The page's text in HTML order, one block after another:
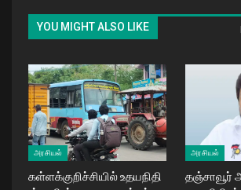
YOU MIGHT ALSO LIKE
அரசியல்
கள்ளக்குறிச்சியில் உதயநிதி
அரசியல்
தஞ்சாவூர்